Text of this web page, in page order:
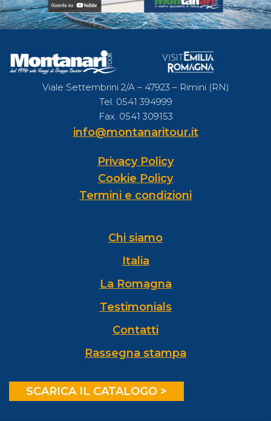
Viale Settembrini 2/A – 47923 – Rimini (RN)
Tel. 0541 394999
Fax. 0541 309153
info@montanaritour.it
Privacy Policy
Cookie Policy
Termini e condizioni
Chi siamo
Italia
La Romagna
Testimonials
Contatti
Rassegna stampa
SCARICA IL CATALOGO >